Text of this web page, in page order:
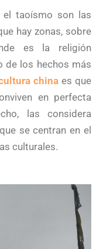
el taoísmo son las
hay zonas, sobre
es la religión
de los hechos más
china es que
en perfecta
las considera
se centran en el
culturales.